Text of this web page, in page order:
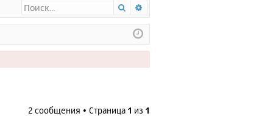
Q
х
о
д
Поиск
2 сообщения • Страница 1 из 1